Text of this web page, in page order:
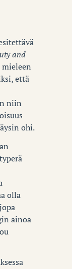
and
mieleen
että
niin
ohi.
olla
ainoa